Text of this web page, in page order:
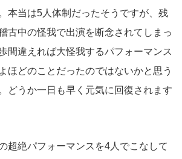
本当は5人体制だったそうですが、残
古中の怪我で出演を断念されてしまっ
間違えれば大怪我するパフォーマンス
ほどのことだったのではないかと思う
どうか一日も早く元気に回復されます
超絶パフォーマンスを4人でこなして